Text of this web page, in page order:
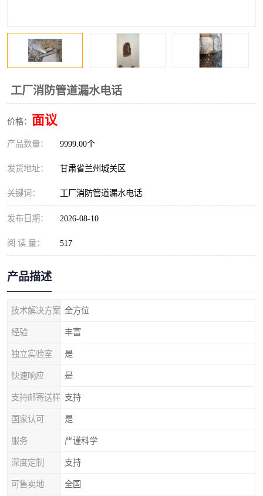
工厂消防管道漏水电话
价格： 面议
产品数量： 9999.00个
发货地址： 甘肃省兰州城关区
关键词： 工厂消防管道漏水电话
发布日期： 2026-08-10
阅 读 量： 517
产品描述
技术解决方案 全方位
经验 丰富
独立实验室 是
快速响应 是
支持邮寄送样 支持
国家认可 是
服务 严谨科学
深度定制 支持
可售卖地 全国